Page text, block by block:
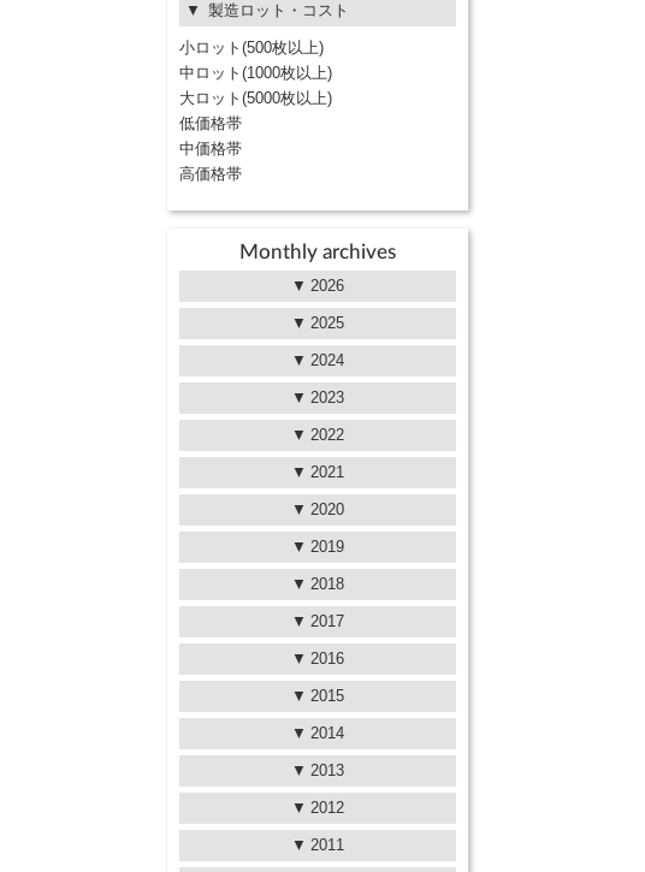
製造ロット・コスト
小ロット(500枚以上)
中ロット(1000枚以上)
大ロット(5000枚以上)
低価格帯
中価格帯
高価格帯
Monthly archives
2026
2025
2024
2023
2022
2021
2020
2019
2018
2017
2016
2015
2014
2013
2012
2011